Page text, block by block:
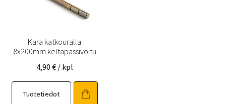
Kara katkouralla
8x200mm keltapassivoitu
4,90 € / kpl
Tuotetiedot